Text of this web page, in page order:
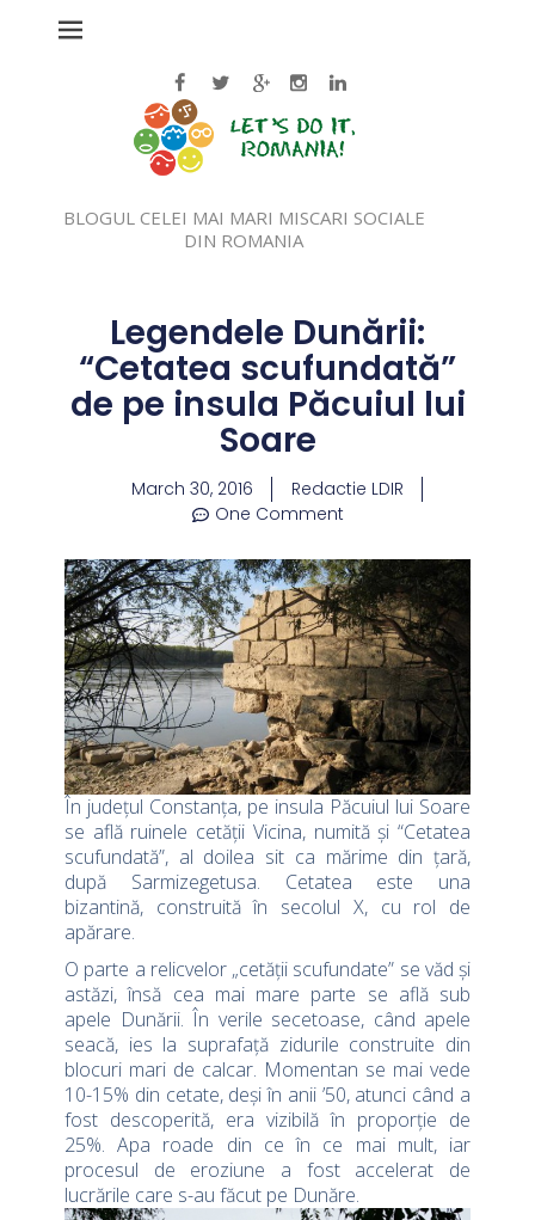
BLOGUL CELEI MAI MARI MISCARI SOCIALE
DIN ROMANIA
Legendele Dunării:
“Cetatea scufundată”
de pe insula Păcuiul lui
Soare
March 30, 2016
Redactie LDIR
One Comment
În județul Constanța, pe insula Păcuiul lui Soare
se află ruinele cetății Vicina, numită și “Cetatea
scufundată”, al doilea sit ca mărime din țară,
după Sarmizegetusa. Cetatea este una
bizantină, construită în secolul X, cu rol de
apărare.
O parte a relicvelor „cetății scufundate” se văd și
astăzi, însă cea mai mare parte se află sub
apele Dunării. În verile secetoase, când apele
seacă, ies la suprafață zidurile construite din
blocuri mari de calcar. Momentan se mai vede
10-15% din cetate, deși în anii ’50, atunci când a
fost descoperită, era vizibilă în proporție de
25%. Apa roade din ce în ce mai mult, iar
procesul de eroziune a fost accelerat de
lucrările care s-au făcut pe Dunăre.